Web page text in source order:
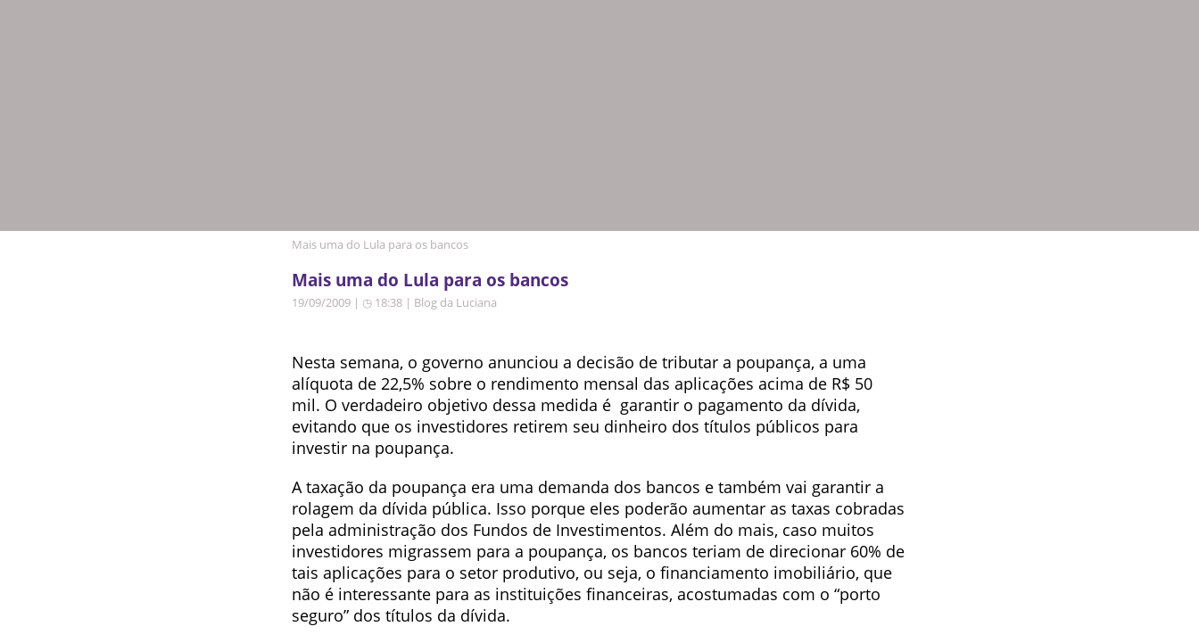
Mais uma do Lula para os bancos
Mais uma do Lula para os bancos
19/09/2009 | ◷ 18:38 | Blog da Luciana
Nesta semana, o governo anunciou a decisão de tributar a poupança, a uma
alíquota de 22,5% sobre o rendimento mensal das aplicações acima de R$ 50
mil. O verdadeiro objetivo dessa medida é garantir o pagamento da dívida,
evitando que os investidores retirem seu dinheiro dos títulos públicos para
investir na poupança.
A taxação da poupança era uma demanda dos bancos e também vai garantir a
rolagem da dívida pública. Isso porque eles poderão aumentar as taxas cobradas
pela administração dos Fundos de Investimentos. Além do mais, caso muitos
investidores migrassem para a poupança, os bancos teriam de direcionar 60% de
tais aplicações para o setor produtivo, ou seja, o financiamento imobiliário, que
não é interessante para as instituições financeiras, acostumadas com o “porto
seguro” dos títulos da dívida.